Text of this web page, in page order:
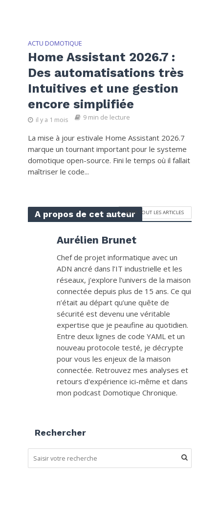
ACTU DOMOTIQUE
Home Assistant 2026.7 :
Des automatisations très
Intuitives et une gestion
encore simplifiée
il y a 1 mois 9 min de lecture
La mise à jour estivale Home Assistant 2026.7
marque un tournant important pour le systeme
domotique open-source. Fini le temps où il fallait
maîtriser le code...
A propos de cet auteurVOIR TOUT LES ARTICLES
Aurélien Brunet
Chef de projet informatique avec un
ADN ancré dans l’IT industrielle et les
réseaux, j'explore l'univers de la maison
connectée depuis plus de 15 ans. Ce qui
n’était au départ qu’une quête de
sécurité est devenu une véritable
expertise que je peaufine au quotidien.
Entre deux lignes de code YAML et un
nouveau protocole testé, je décrypte
pour vous les enjeux de la maison
connectée. Retrouvez mes analyses et
retours d'expérience ici-même et dans
mon podcast Domotique Chronique.
Rechercher